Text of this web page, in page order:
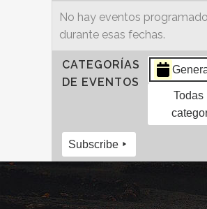
No hay eventos
durante esas fechas.
CATEGORÍAS
DE EVENTOS
Todas
Subscribe